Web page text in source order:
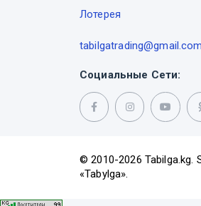
Лотерея
tabilgatrading@gmail.com
Социальные Сети:
© 2010-2026 Tabilga.kg.
«Tabylga».